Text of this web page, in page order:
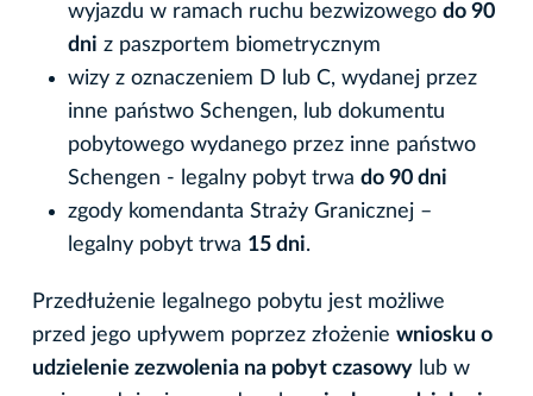
wyjazdu w ramach ruchu bezwizowego do 90
dni z paszportem biometrycznym
wizy z oznaczeniem D lub C, wydanej przez
inne państwo Schengen, lub dokumentu
pobytowego wydanego przez inne państwo
Schengen - legalny pobyt trwa do 90 dni
zgody komendanta Straży Granicznej –
legalny pobyt trwa 15 dni.
Przedłużenie legalnego pobytu jest możliwe
przed jego upływem poprzez złożenie wniosku o
udzielenie zezwolenia na pobyt czasowy lub w